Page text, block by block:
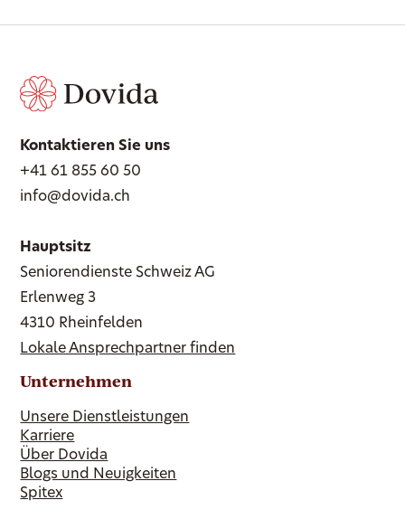
Kontaktieren Sie uns
+41 61 855 60 50
info@dovida.ch
Hauptsitz
Seniorendienste Schweiz AG
Erlenweg 3
4310 Rheinfelden
Lokale Ansprechpartner finden
Unternehmen
Unsere Dienstleistungen
Karriere
Über Dovida
Blogs und Neuigkeiten
Spitex